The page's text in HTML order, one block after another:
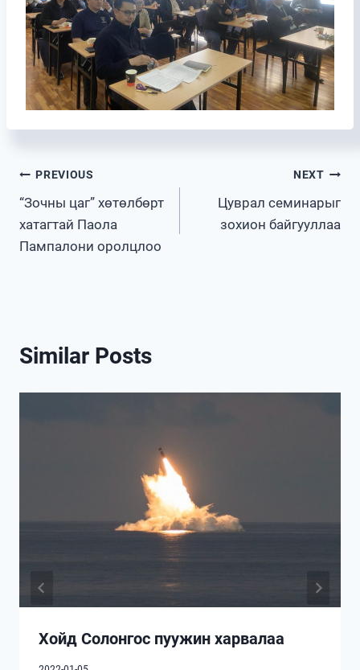
Post
navigation
PREVIOUS
“Зочны цаг” хөтөлбөрт
хатагтай Паола
Пампалони оролцлоо
NEXT
Цуврал семинарыг
зохион байгууллаа
Similar Posts
Хойд Солонгос пуужин харвалаа